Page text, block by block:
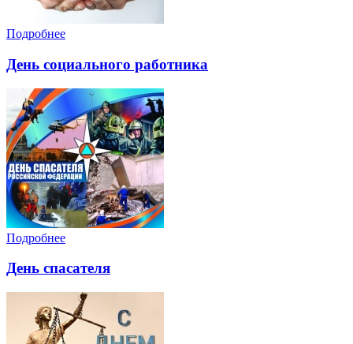
Подробнее
День социального работника
Подробнее
День спасателя